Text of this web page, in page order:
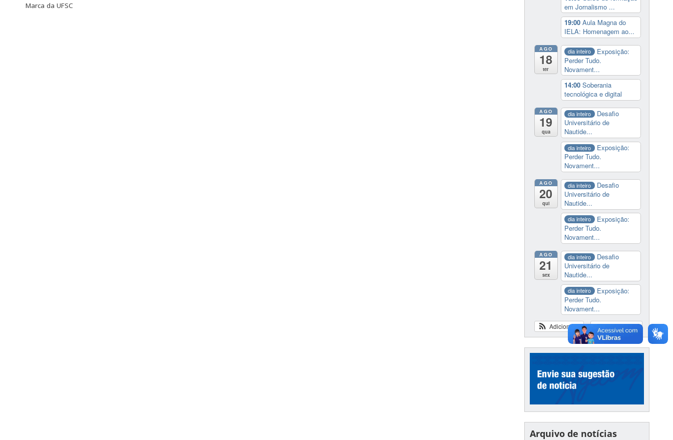
Marca da UFSC
em Jornalismo ...
19:00 Aula Magna do
IELA: Homenagem ao...
AGO
18
ter
dia inteiro
Exposição:
Perder Tudo.
Novament...
14:00 Soberania
tecnológica e digital
AGO
19
qua
dia inteiro
Desafio
Universitário de
Nautide...
dia inteiro
Exposição:
Perder Tudo.
Novament...
AGO
20
qui
dia inteiro
Desafio
Universitário de
Nautide...
dia inteiro
Exposição:
Perder Tudo.
Novament...
AGO
21
sex
dia inteiro
Desafio
Universitário de
Nautide...
dia inteiro
Exposição:
Perder Tudo.
Novament...
Ver calendário
Adicionar
Arquivo de notícias